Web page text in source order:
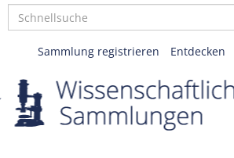
Entdecken
Sammlung registrieren